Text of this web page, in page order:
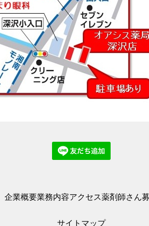
企業概要業務内容アクセス薬剤師さん
サイトマップ